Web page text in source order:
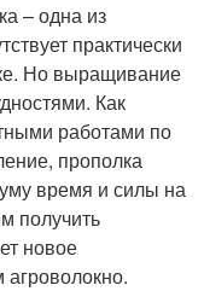
– одна из
практически
Но выращивание
Как
работами по
прополка
время и силы на
получить
новое